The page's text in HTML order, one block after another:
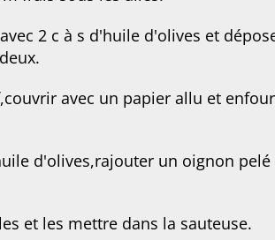
2 c à s d'huile d'olives et
avec un papier allu et
d'olives,rajouter un oignon
et les mettre dans la sauteuse.